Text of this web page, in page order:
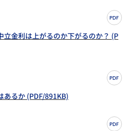
立金利は上がるのか下がるのか？ (P
あるか (PDF/891KB)